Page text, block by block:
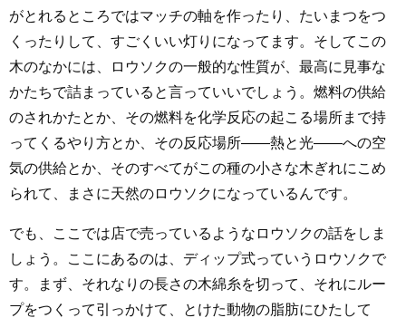
がとれるところではマッチの軸を作ったり、たいまつをつ
くったりして、すごくいい灯りになってます。そしてこの
木のなかには、ロウソクの一般的な性質が、最高に見事な
かたちで詰まっていると言っていいでしょう。燃料の供給
のされかたとか、その燃料を化学反応の起こる場所まで持
ってくるやり方とか、その反応場所――熱と光――への空
気の供給とか、そのすべてがこの種の小さな木ぎれにこめ
られて、まさに天然のロウソクになっているんです。
でも、ここでは店で売っているようなロウソクの話をしま
しょう。ここにあるのは、ディップ式っていうロウソクで
す。まず、それなりの長さの木綿糸を切って、それにルー
プをつくって引っかけて、とけた動物の脂肪にひたして